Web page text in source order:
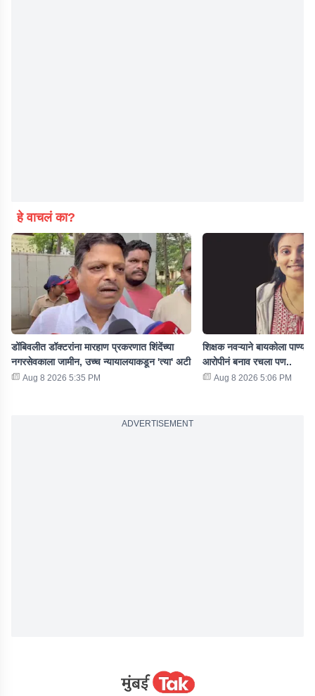
हे वाचलं का?
डोंबिवलीत डॉक्टरांना मारहाण प्रकरणात शिंदेंच्या
नगरसेवकाला जामीन, उच्च न्यायालयाकडून 'त्या' अटी
Aug 8 2026 5:35 PM
शिक्षक नवऱ्याने बायकोला
आरोपीनं बनाव रचला पण..
Aug 8 2026 5:06 PM
ADVERTISEMENT